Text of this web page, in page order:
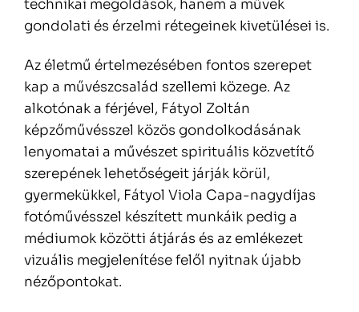
technikai megoldások, hanem a művek
gondolati és érzelmi rétegeinek kivetülései is.
Az életmű értelmezésében fontos szerepet
kap a művészcsalád szellemi közege. Az
alkotónak a férjével, Fátyol Zoltán
képzőművésszel közös gondolkodásának
lenyomatai a művészet spirituális közvetítő
szerepének lehetőségeit járják körül,
gyermekükkel, Fátyol Viola Capa-nagydíjas
fotóművésszel készített munkáik pedig a
médiumok közötti átjárás és az emlékezet
vizuális megjelenítése felől nyitnak újabb
nézőpontokat.